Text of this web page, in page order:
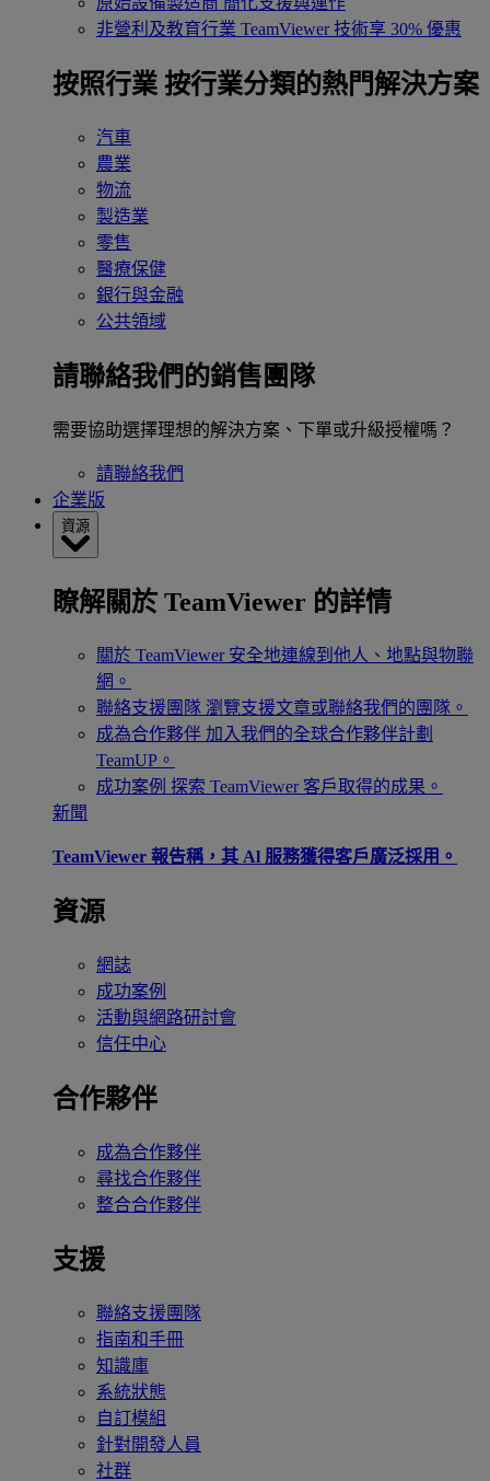
非營利及教育行業 TeamViewer 技術享 30% 優惠
按照行業 按行業分類的熱門解決方案
汽車
農業
物流
製造業
零售
醫療保健
銀行與金融
公共領域
請聯絡我們的銷售團隊
需要協助選擇理想的解決方案、下單或升級授權嗎？
請聯絡我們
企業版
資源
瞭解關於 TeamViewer 的詳情
關於 TeamViewer 安全地連線到他人、地點與物聯
網。
聯絡支援團隊 瀏覽支援文章或聯絡我們的團隊。
成為合作夥伴 加入我們的全球合作夥伴計劃
TeamUP。
成功案例 探索 TeamViewer 客戶取得的成果。
新聞
TeamViewer 報告稱，其 Al 服務獲得客戶廣泛採用。
資源
網誌
成功案例
活動與網路研討會
信任中心
合作夥伴
成為合作夥伴
尋找合作夥伴
整合合作夥伴
支援
聯絡支援團隊
指南和手冊
知識庫
系統狀態
自訂模組
針對開發人員
社群